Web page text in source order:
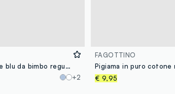
Shorts in puro cotone blu da bimbo regular fit
+2
FAGOTTINO
€ 9,95